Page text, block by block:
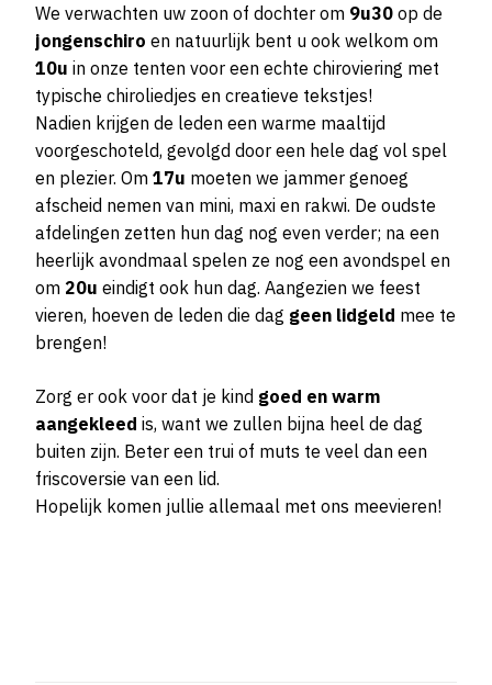
We verwachten uw zoon of dochter om 9u30op de
jongenschiro en natuurlijk bent u ook welkom om
10u in onze tenten voor een echte chiroviering met
typische chiroliedjes en creatieve tekstjes!
Nadien krijgen de leden een warme maaltijd
voorgeschoteld, gevolgd door een hele dag vol spel
en plezier. Om17u moeten we jammer genoeg
afscheid nemen van mini, maxi en rakwi. De oudste
afdelingen zetten hun dag nog even verder; na een
heerlijk avondmaal spelen ze nog een avondspel en
om 20u eindigt ook hun dag. Aangezien we feest
vieren, hoeven de leden die dag geen lidgeld mee te
brengen!
Zorg er ook voor dat je kind goed en warm
aangekleed is, want we zullen bijna heel de dag
buiten zijn. Beter een trui of muts te veel dan een
friscoversie van een lid.
Hopelijk komen jullie allemaal met ons meevieren!